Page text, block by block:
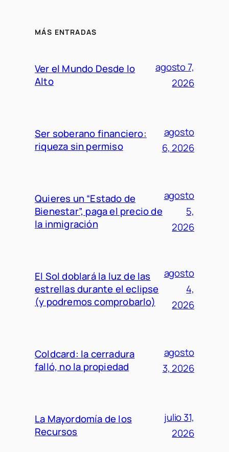
MÁS ENTRADAS
Ver el Mundo Desde lo
Alto
agosto 7,
2026
Ser soberano financiero:
riqueza sin permiso
agosto
6, 2026
Quieres un “Estado de
Bienestar”, paga el precio de
la inmigración
agosto
5,
2026
El Sol doblará la luz de las
estrellas durante el eclipse
(y podremos comprobarlo)
agosto
4,
2026
Coldcard: la cerradura
falló, no la propiedad
agosto
3, 2026
La Mayordomía de los
Recursos
julio 31,
2026